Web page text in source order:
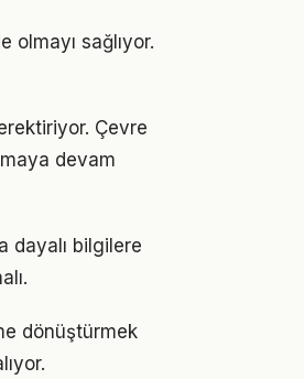
olmayı sağlıyor.
Çevre
devam
dayalı bilgilere
dönüştürmek